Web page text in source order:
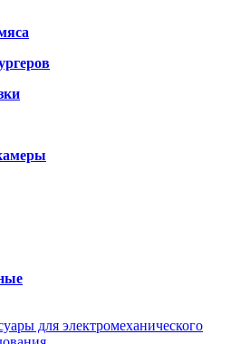
для электромеханического